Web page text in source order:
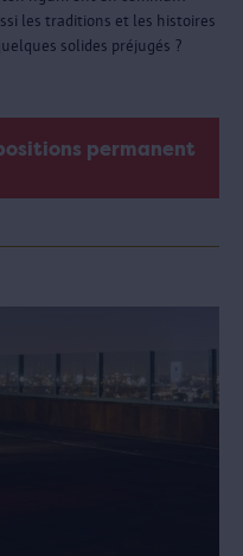
les traditions et les histoires
solides préjugés ?
permanent